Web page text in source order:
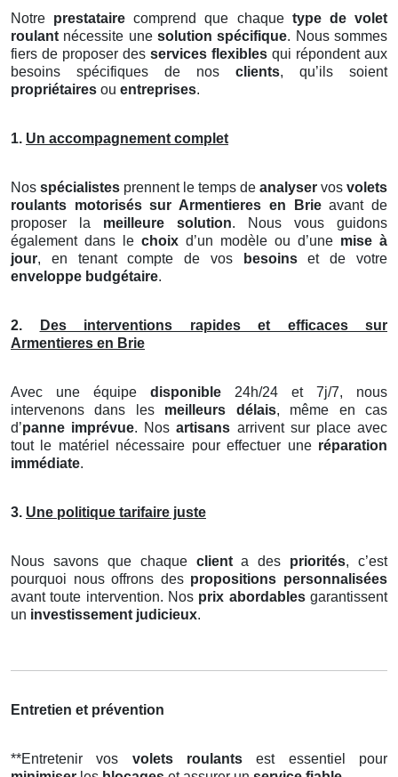
Notre prestataire comprend que chaque type de volet
roulant nécessite une solution spécifique. Nous sommes
fiers de proposer des services flexibles qui répondent aux
besoins spécifiques de nos clients, qu’ils soient
propriétaires ou entreprises.
1. Un accompagnement complet
Nos spécialistes prennent le temps de analyser vos volets
roulants motorisés sur Armentieres en Brieavant de
proposer la meilleure solution. Nous vous guidons
également dans le choix d’un modèle ou d’une mise à
jour, en tenant compte de vos besoinset de votre
enveloppe budgétaire.
2.
Des interventions rapides et efficaces sur
Armentieres en Brie
Avec une équipe disponible 24h/24 et 7j/7, nous
intervenons dans les meilleurs délais, même en cas
d’panne imprévue. Nosartisans arrivent sur place avec
tout le matériel nécessaire pour effectuer une réparation
immédiate.
3. Une politique tarifaire juste
Nous savons que chaque clienta des priorités, c’est
pourquoi nous offrons des propositions personnalisées
avant toute intervention. Nos prix abordablesgarantissent
un investissement judicieux.
Entretien et prévention
**Entretenir vos volets roulants est essentiel pour